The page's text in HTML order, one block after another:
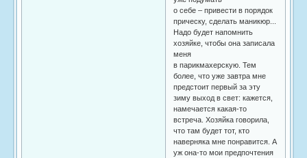
о себе – привести в порядок
прическу, сделать маникюр...
Надо будет напомнить
хозяйке, чтобы она записала
меня
в парикмахерскую. Тем
более, что уже завтра мне
предстоит первый за эту
зиму выход в свет: кажется,
намечается какая-то
встреча. Хозяйка говорила,
что там будет тот, кто
наверняка мне понравится. А
уж она-то мои предпочтения